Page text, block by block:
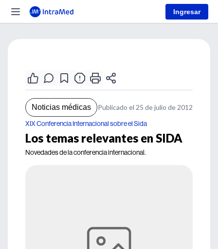
Ingresar
Noticias médicas Publicado el 25 de julio de 2012
XIX Conferencia Internacional sobre el Sida
Los temas relevantes en SIDA
Novedades de la conferencia internacional.